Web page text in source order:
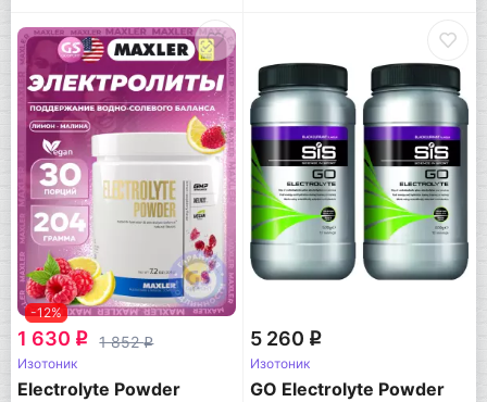
-12%
1 630 q 1 852q
Изотоник
Electrolyte Powder
5 260 q
Изотоник
GO Electrolyte Powder